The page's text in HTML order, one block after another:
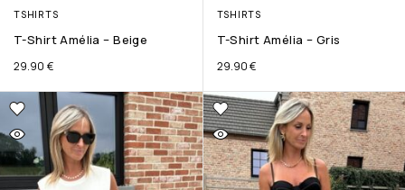
TSHIRTS
T-Shirt Amélia – Beige
29.90 €
TSHIRTS
T-Shirt Amélia – Gris
29.90€